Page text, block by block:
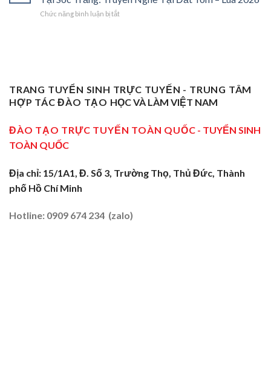
Trung
Tâm
Cho
Thợ
Nghề
Sơ
Cấp
Cửa
Ngõ
Miền
2026
Vụ
Sư
Tây
Ninh:
Truyền
Tại
Chức năng bình luận bị tắtở
Dạy
Nghề
Sơ
Tại
Sóc
Nghề
Tại
Lúa
TRANG TUYỂN SINH TRỰC TUYẾN - TRUNG TÂM
HỢP TÁC ĐÀO TẠO HỌC VÀ LÀM VIỆT NAM
ĐÀO TẠO TRỰC TUYẾN TOÀN QUỐC - TUYỂN SINH
TOÀN QUỐC
Địa chỉ: 15/1A1, Đ. Số 3, Trường Thọ, Thủ Đức, Thành
phố Hồ Chí Minh
Hotline: 0909 674 234 (zalo)